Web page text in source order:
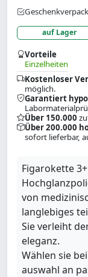
auf Lager
Vorteile
Einzelheiten
Kostenloser
möglich.
Garantiert
Über 150.000
Über 200.000
sofort lieferbar,
Figarokette
von
langlebiges
Sie verleiht
eleganz.
Wählen sie
auswahl an